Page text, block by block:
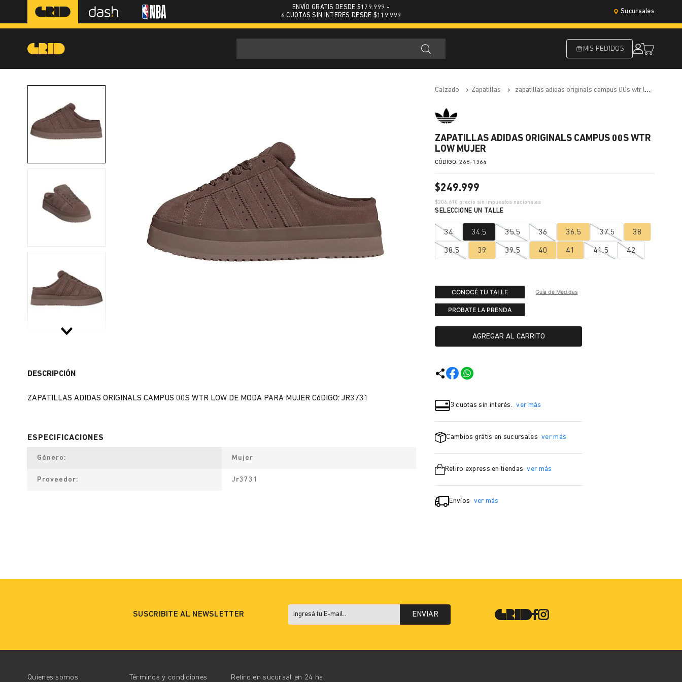
ENVÍO GRATIS DESDE $179.999 -
6 CUOTAS SIN INTERES DESDE $119.999
Sucursales
MIS PEDIDOS
DESCRIPCIÓN
ZAPATILLAS ADIDAS ORIGINALS CAMPUS 00S WTR LOW DE MODA PARA MUJER CóDIGO: JR3731
Género Mujer
Proveedor Jr3731
calzado zapatillas zapatillas adidas originals campus 00s wtr low mujer
ZAPATILLAS ADIDAS ORIGINALS CAMPUS 00S WTR
LOW MUJER
:268-1364
$249.999
$206.610 precio sin impuestos nacionales
34 34.5 35.5 36 36.5 37.5 38
38.5 39 39.5 40 41 41.5 42
CONOCÉ TU TALLE Guía de Medidas
PROBATE LA PRENDA
AGREGAR AL CARRITO
3 cuotas sin interés. ver más
Cambios grátis en sucursales ver más
Retiro express en tiendas ver más
Envíos ver más
SUSCRIBITE AL NEWSLETTER ENVIAR
Quienes somos Términos y condiciones Retiro en sucursal en 24 hs